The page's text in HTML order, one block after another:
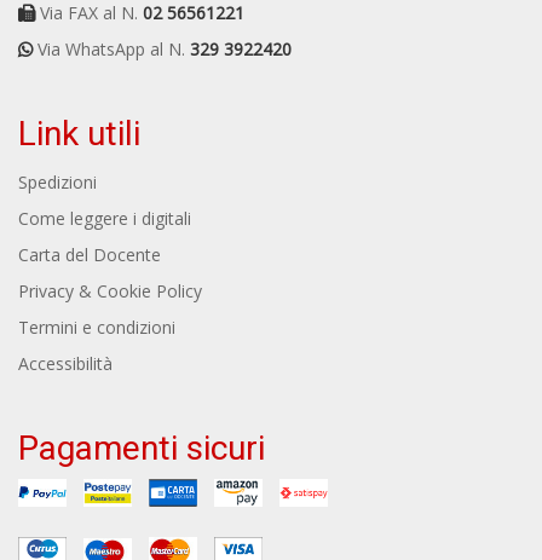
Via FAX al N. 02 56561221
Via WhatsApp al N. 329 3922420
Link utili
Spedizioni
Come leggere i digitali
Carta del Docente
Privacy & Cookie Policy
Termini e condizioni
Accessibilità
Pagamenti sicuri